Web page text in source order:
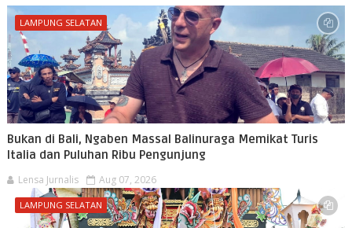
LAMPUNG SELATAN
Bukan di Bali, Ngaben Massal Balinuraga Memikat Turis
Italia dan Puluhan Ribu Pengunjung
Lensa Jurnalis Aug 07, 2026
LAMPUNG SELATAN